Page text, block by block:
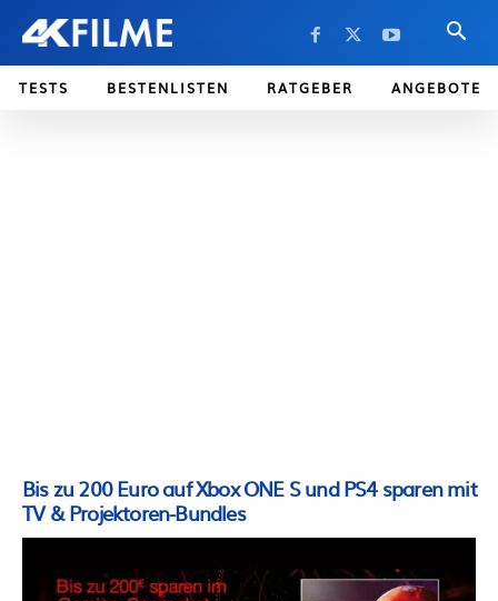
TESTS BESTENLISTEN RATGEBER ANGEBOTE
Bis zu 200 Euro auf Xbox ONE S und PS4 sparen mit
TV & Projektoren-Bundles